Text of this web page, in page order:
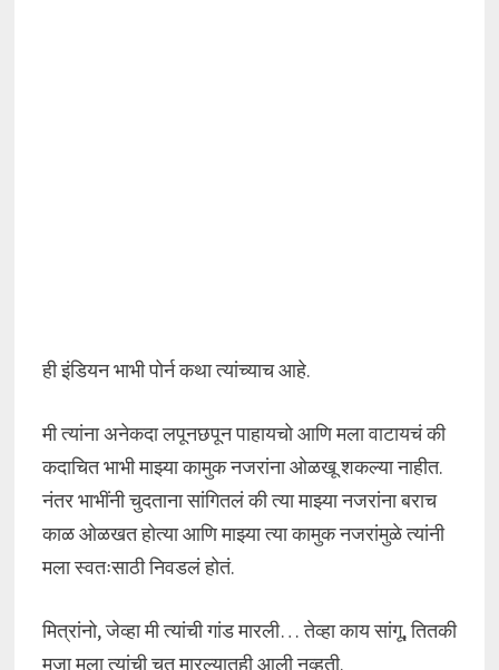
ही इंडियन भाभी पोर्न कथा त्यांच्याच आहे.
मी त्यांना अनेकदा लपूनछपून पाहायचो आणि मला वाटायचं की
कदाचित भाभी माझ्या कामुक नजरांना ओळखू शकल्या नाहीत.
नंतर भाभींनी चुदताना सांगितलं की त्या माझ्या नजरांना बराच
काळ ओळखत होत्या आणि माझ्या त्या कामुक नजरांमुळे त्यांनी
मला स्वतःसाठी निवडलं होतं.
मित्रांनो, जेव्हा मी त्यांची गांड मारली… तेव्हा काय सांगू, तितकी
मजा मला त्यांची चूत मारल्यातही आली नव्हती.